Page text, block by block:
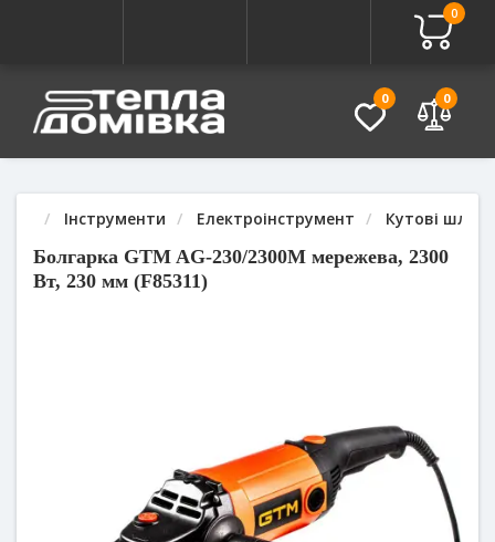
0
0 0
Інструменти Електроінструмент Кутові
Болгарка GTM AG-230/2300M мережева, 2300
Вт, 230 мм (F85311)
Питання - Відповідь